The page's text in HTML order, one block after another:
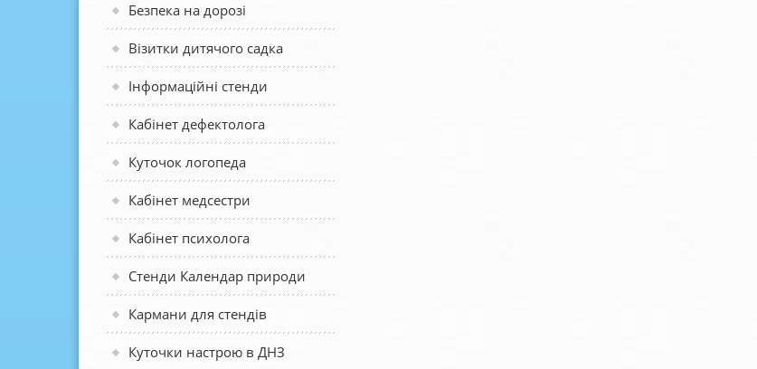
Безпека на дорозі
Візитки дитячого садка
Інформаційні стенди
Кабінет дефектолога
Куточок логопеда
Кабінет медсестри
Кабінет психолога
Стенди Календар природи
Кармани для стендів
Куточки настрою в ДНЗ